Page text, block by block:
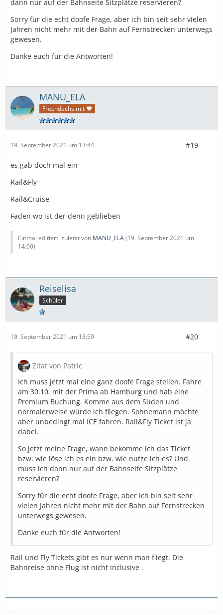
dann nur auf der Bahnseite Sitzplätze reservieren?
Sorry für die echt doofe Frage, aber ich bin seit sehr vielen
Jahren nicht mehr mit der Bahn auf Fernstrecken unterwegs
gewesen.
Danke euch für die Antworten!
MANU_ELA
Frechdachs mit ❤
19. September 2021 um 13:44 #19
es gab doch mal ein
Rail&Fly
Rail&Cruise
Faden wo ist der denn geblieben
Einmal editiert, zuletzt von MANU_ELA(19. September 2021 um
14:00)
Reiselisa
Schüler
19. September 2021 um 13:59 #20
Zitat von Patric
Ich muss jetzt mal eine ganz doofe Frage stellen. Fahre
am 30.10. mit der Prima ab Hamburg und hab eine
Premium Buchung. Komme aus dem Süden und
normalerweise würde ich fliegen. Sohnemann möchte
aber unbedingt mal ICE fahren. Rail&Fly Ticket ist ja
dabei.
So jetzt meine Frage, wann bekomme ich das Ticket
bzw. wie löse ich es ein bzw. wie nutze ich es? Und
muss ich dann nur auf der Bahnseite Sitzplätze
reservieren?
Sorry für die echt doofe Frage, aber ich bin seit sehr
vielen Jahren nicht mehr mit der Bahn auf Fernstrecken
unterwegs gewesen.
Danke euch für die Antworten!
Rail und Fly Tickets gibt es nur wenn man fliegt. Die
Bahnreise ohne Flug ist nicht inclusive .